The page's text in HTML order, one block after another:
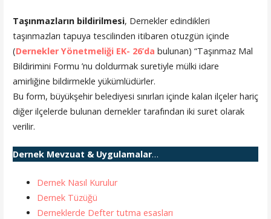
Taşınmazların bildirilmesi, Dernekler edindikleri
taşınmazları tapuya tescilinden itibaren otuzgün içinde
(Dernekler Yönetmeliği EK- 26’da bulunan) “Taşınmaz Mal
Bildirimini Formu ’nu doldurmak suretiyle mülki idare
amirliğine bildirmekle yükümlüdürler.
Bu form, büyükşehir belediyesi sınırları içinde kalan ilçeler hariç
diğer ilçelerde bulunan dernekler tarafından iki suret olarak
verilir.
Dernek Mevzuat & Uygulamalar…
Dernek Nasıl Kurulur
Dernek Tüzüğü
Derneklerde Defter tutma esasları